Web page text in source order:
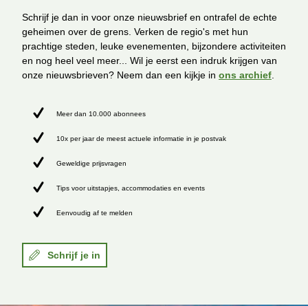
Schrijf je dan in voor onze nieuwsbrief en ontrafel de echte
geheimen over de grens. Verken de regio's met hun
prachtige steden, leuke evenementen, bijzondere activiteiten
en nog heel veel meer... Wil je eerst een indruk krijgen van
onze nieuwsbrieven? Neem dan een kijkje in ons archief
Meer dan 10.000 abonnees
10x per jaar de meest actuele informatie in je postvak
Geweldige prijsvragen
Tips voor uitstapjes, accommodaties en events
Eenvoudig af te melden
Schrijf je in